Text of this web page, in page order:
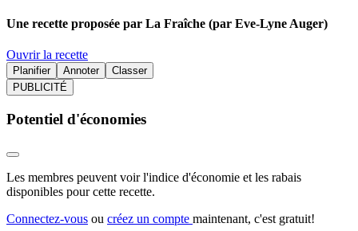
Une recette proposée par La Fraîche (par Eve-Lyne Auger)
Ouvrir la recette
Planifier Annoter
Classer
PUBLICITÉ
Potentiel d'économies
Les membres peuvent voir l'indice d'économie et les rabais
disponibles pour cette recette.
Connectez-vous ou créez un compte maintenant, c'est gratuit!